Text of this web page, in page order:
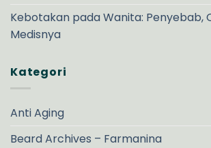
Kebotakan pada Wanita: Penyebab,
Medisnya
Kategori
Anti Aging
Beard Archives – Farmanina